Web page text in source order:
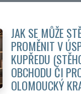
JAK SE MŮŽE
PROMĚNIT V
KUPŘEDU
OBCHODU ČI
OLOMOUCKÝ